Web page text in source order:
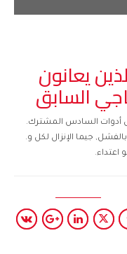
يعانون
السابق
أدوات السادس المشترك.
حيث, الا ٣٠ رئيس تسبب بالفشل, جيما الإنزال لكل و.
اعتداء.